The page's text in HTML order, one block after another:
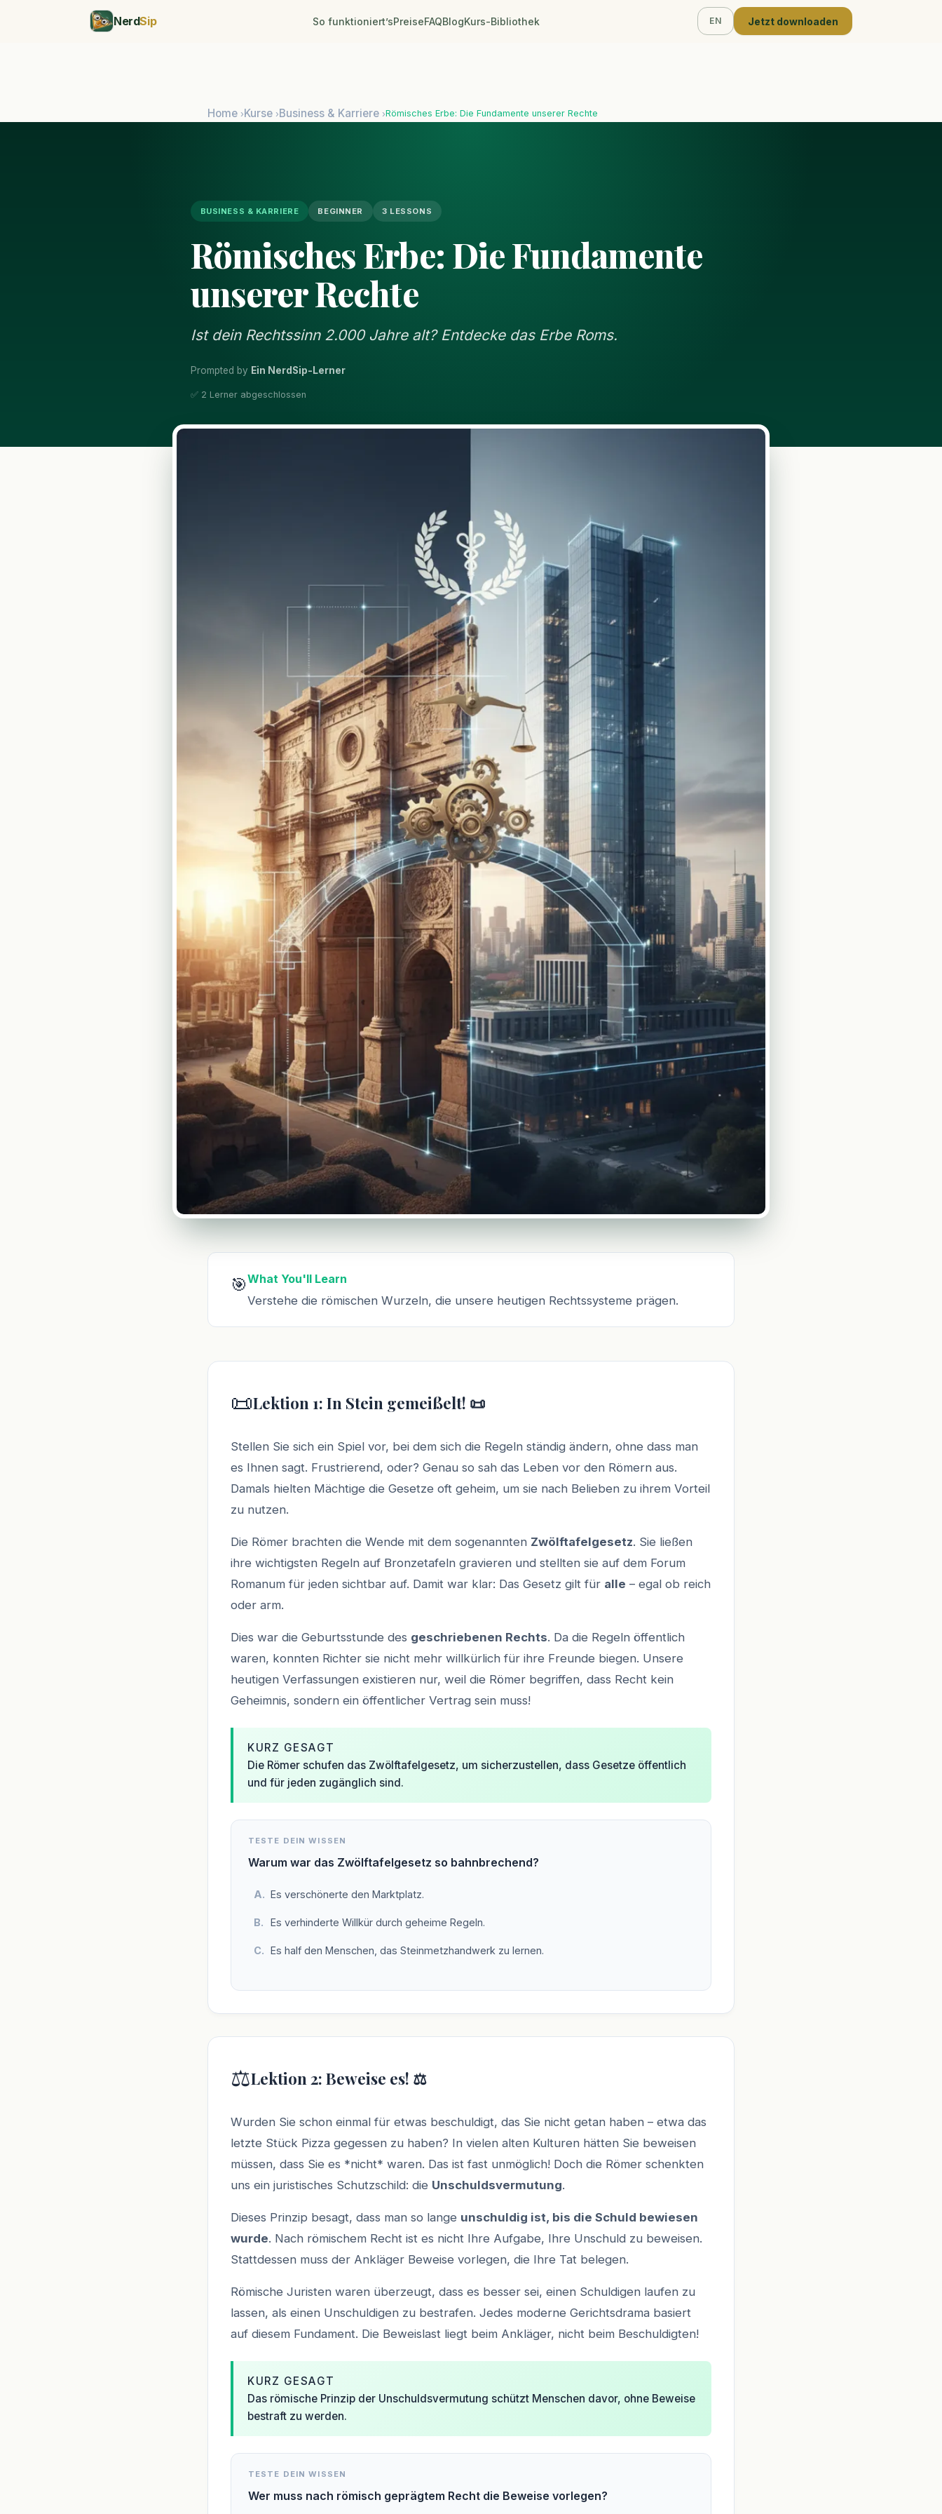
NerdSip So funktioniert’sPreiseFAQBlogKurs-Bibliothek EN Jetzt downloaden
Home ›Kurse ›Business & Karriere ›Römisches Erbe: Die Fundamente unserer Rechte
BUSINESS & KARRIERE BEGINNER 3 LESSONS
Römisches Erbe: Die Fundamente
unserer Rechte
Ist dein Rechtssinn 2.000 Jahre alt? Entdecke das Erbe Roms.
Prompted by Ein NerdSip-Lerner
✅ 2 Lerner abgeschlossen
🎯What You'll Learn
Verstehe die römischen Wurzeln, die unsere heutigen Rechtssysteme prägen.
📜Lektion 1: In Stein gemeißelt! 📜
Stellen Sie sich ein Spiel vor, bei dem sich die Regeln ständig ändern, ohne dass man
es Ihnen sagt. Frustrierend, oder? Genau so sah das Leben vor den Römern aus.
Damals hielten Mächtige die Gesetze oft geheim, um sie nach Belieben zu ihrem Vorteil
zu nutzen.
Die Römer brachten die Wende mit dem sogenannten Zwölftafelgesetz. Sie ließen
ihre wichtigsten Regeln auf Bronzetafeln gravieren und stellten sie auf dem Forum
Romanum für jeden sichtbar auf. Damit war klar: Das Gesetz gilt für alle – egal ob reich
oder arm.
Dies war die Geburtsstunde des geschriebenen Rechts. Da die Regeln öffentlich
waren, konnten Richter sie nicht mehr willkürlich für ihre Freunde biegen. Unsere
heutigen Verfassungen existieren nur, weil die Römer begriffen, dass Recht kein
Geheimnis, sondern ein öffentlicher Vertrag sein muss!
KURZ GESAGT
Die Römer schufen das Zwölftafelgesetz, um sicherzustellen, dass Gesetze öffentlich
und für jeden zugänglich sind.
TESTE DEIN WISSEN
Warum war das Zwölftafelgesetz so bahnbrechend?
Es verschönerte den Marktplatz.
Es verhinderte Willkür durch geheime Regeln.
Es half den Menschen, das Steinmetzhandwerk zu lernen.
⚖️Lektion 2: Beweise es! ⚖️
Wurden Sie schon einmal für etwas beschuldigt, das Sie nicht getan haben – etwa das
letzte Stück Pizza gegessen zu haben? In vielen alten Kulturen hätten Sie beweisen
müssen, dass Sie es *nicht* waren. Das ist fast unmöglich! Doch die Römer schenkten
uns ein juristisches Schutzschild: die Unschuldsvermutung.
Dieses Prinzip besagt, dass man so lange unschuldig ist, bis die Schuld bewiesen
wurde. Nach römischem Recht ist es nicht Ihre Aufgabe, Ihre Unschuld zu beweisen.
Stattdessen muss der Ankläger Beweise vorlegen, die Ihre Tat belegen.
Römische Juristen waren überzeugt, dass es besser sei, einen Schuldigen laufen zu
lassen, als einen Unschuldigen zu bestrafen. Jedes moderne Gerichtsdrama basiert
auf diesem Fundament. Die Beweislast liegt beim Ankläger, nicht beim Beschuldigten!
KURZ GESAGT
Das römische Prinzip der Unschuldsvermutung schützt Menschen davor, ohne Beweise
bestraft zu werden.
TESTE DEIN WISSEN
Wer muss nach römisch geprägtem Recht die Beweise vorlegen?